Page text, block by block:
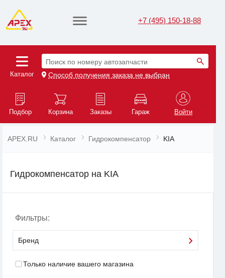
+7 (495) 150-18-88
Каталог
Поиск по номеру автозапчасти
Способ получения заказа не выбран
Подбор Корзина Заказы Гараж Войти
APEX.RU Каталог Гидрокомпенсатор KIA
Гидрокомпенсатор на KIA
Фильтры:
Бренд
Только наличие вашего магазина